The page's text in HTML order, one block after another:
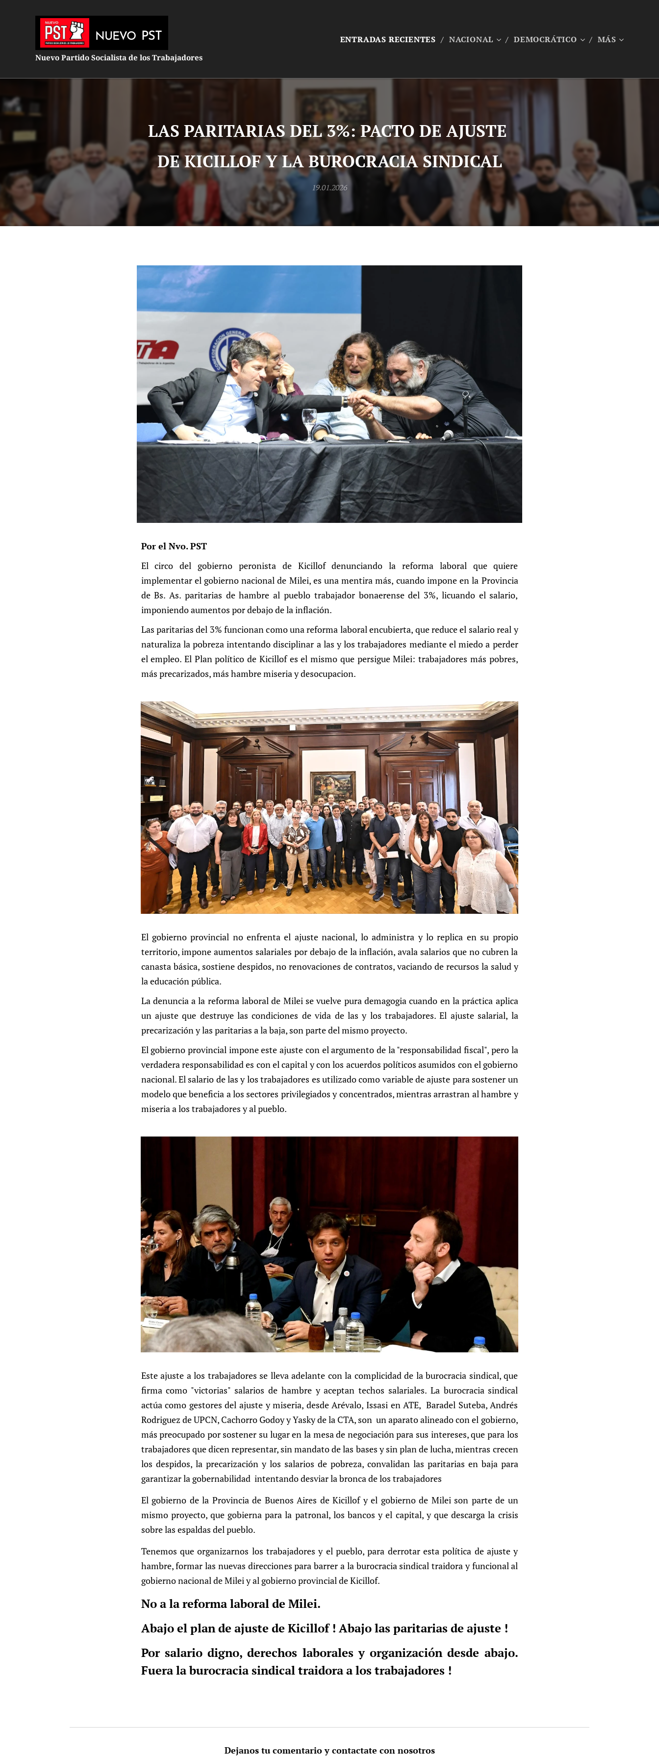
NUEVO PST
Nuevo Partido Socialista de los Trabajadores
ENTRADAS RECIENTES NACIONAL DEMOCRÁTICO MÁS
LAS PARITARIAS DEL 3%: PACTO DE AJUSTE
DE KICILLOF Y LA BUROCRACIA SINDICAL
19.01.2026
Por el Nvo. PST
El circo del gobierno peronista de Kicillof denunciando la reforma laboral que quiere
implementar el gobierno nacional de Milei, es una mentira más, cuando impone en la Provincia
de Bs. As. paritarias de hambre al pueblo trabajador bonaerense del 3%, licuando el salario,
imponiendo aumentos por debajo de la inflación.
Las paritarias del 3% funcionan como una reforma laboral encubierta, que reduce el salario real y
naturaliza la pobreza intentando disciplinar a las y los trabajadores mediante el miedo a perder
el empleo. El Plan político de Kicillof es el mismo que persigue Milei: trabajadores más pobres,
más precarizados, más hambre miseria y desocupacion.
El gobierno provincial no enfrenta el ajuste nacional, lo administra y lo replica en su propio
territorio, impone aumentos salariales por debajo de la inflación, avala salarios que no cubren la
canasta básica, sostiene despidos, no renovaciones de contratos, vaciando de recursos la salud y
la educación pública.
La denuncia a la reforma laboral de Milei se vuelve pura demagogia cuando en la práctica aplica
un ajuste que destruye las condiciones de vida de las y los trabajadores. El ajuste salarial, la
precarización y las paritarias a la baja, son parte del mismo proyecto.
El gobierno provincial impone este ajuste con el argumento de la "responsabilidad fiscal", pero la
verdadera responsabilidad es con el capital y con los acuerdos políticos asumidos con el gobierno
nacional. El salario de las y los trabajadores es utilizado como variable de ajuste para sostener un
modelo que beneficia a los sectores privilegiados y concentrados, mientras arrastran al hambre y
miseria a los trabajadores y al pueblo.
Este ajuste a los trabajadores se lleva adelante con la complicidad de la burocracia sindical, que
firma como "victorias" salarios de hambre y aceptan techos salariales. La burocracia sindical
actúa como gestores del ajuste y miseria, desde Arévalo, Issasi en ATE, Baradel Suteba, Andrés
Rodriguez de UPCN, Cachorro Godoy y Yasky de la CTA, son un aparato alineado con el gobierno,
más preocupado por sostener su lugar en la mesa de negociación para sus intereses, que para los
trabajadores que dicen representar, sin mandato de las bases y sin plan de lucha, mientras crecen
los despidos, la precarización y los salarios de pobreza, convalidan las paritarias en baja para
garantizar la gobernabilidad intentando desviar la bronca de los trabajadores
El gobierno de la Provincia de Buenos Aires de Kicillof y el gobierno de Milei son parte de un
mismo proyecto, que gobierna para la patronal, los bancos y el capital, y que descarga la crisis
sobre las espaldas del pueblo.
Tenemos que organizarnos los trabajadores y el pueblo, para derrotar esta política de ajuste y
hambre, formar las nuevas direcciones para barrer a la burocracia sindical traidora y funcional al
gobierno nacional de Milei y al gobierno provincial de Kicillof.
No a la reforma laboral de Milei.
Abajo el plan de ajuste de Kicillof ! Abajo las paritarias de ajuste !
Por salario digno, derechos laborales y organización desde abajo.
Fuera la burocracia sindical traidora a los trabajadores !
Dejanos tu comentario y contactate con nosotros